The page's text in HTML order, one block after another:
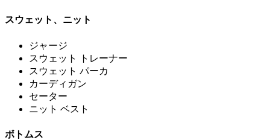
スウェット、ニット
ジャージ
スウェット トレーナー
スウェット パーカ
カーディガン
セーター
ニット ベスト
ボトムス